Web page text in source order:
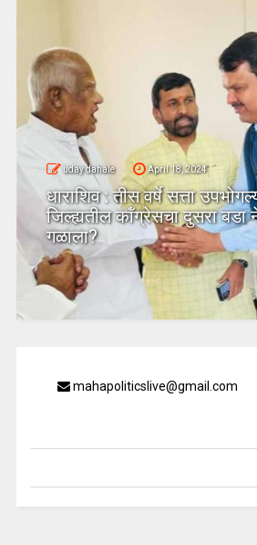
uday dahale April 18, 2024
धाराशिव : तीस वर्षे सत्ता
जिल्ह्यतील कॉंग्रेसचा दुसरा बडा
गळाला?
mahapoliticslive@gmail.com